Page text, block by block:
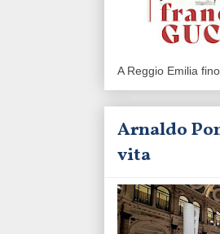
A Reggio Emilia
Arnaldo
vita